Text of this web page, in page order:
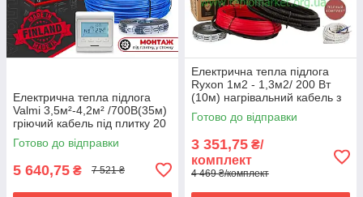
Електрична тепла підлога
Valmi 3,5м²-4,2м² /700В(35м)
гріючий кабель під плитку 20
Вт/м з терморегулятором E51
Готово до відправки
5 640,75 ₴ 7 521 ₴
Електрична тепла підлога
Ryxon 1м2 - 1,3м2/ 200 Вт
(10м) нагрівальний кабель з
програмованим
терморегулятором E51
Готово до відправки
3 351,75 ₴/
комплект
4 469 ₴/комплект